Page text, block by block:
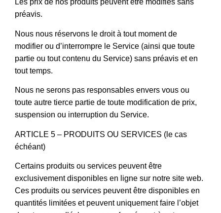
Les prix de nos produits peuvent être modifiés sans
préavis.
Nous nous réservons le droit à tout moment de
modifier ou d’interrompre le Service (ainsi que toute
partie ou tout contenu du Service) sans préavis et en
tout temps.
Nous ne serons pas responsables envers vous ou
toute autre tierce partie de toute modification de prix,
suspension ou interruption du Service.
ARTICLE 5 – PRODUITS OU SERVICES (le cas
échéant)
Certains produits ou services peuvent être
exclusivement disponibles en ligne sur notre site web.
Ces produits ou services peuvent être disponibles en
quantités limitées et peuvent uniquement faire l’objet